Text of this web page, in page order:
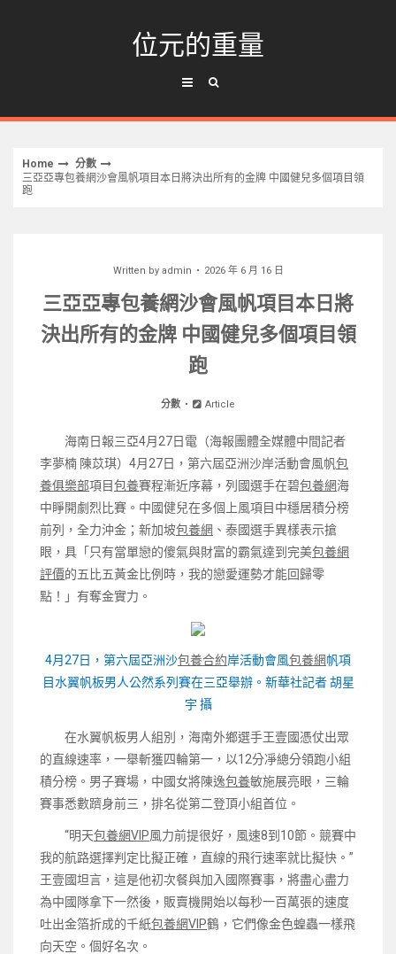
位元的重量
Home
分數
三亞亞專包養網沙會風帆項目本日將決出所有的金牌 中國健兒多個項目領
跑
Written by admin 2026 年 6 月 16 日
三亞亞專包養網沙會風帆項目本日將
決出所有的金牌 中國健兒多個項目領
跑
分數 Article
海南日報三亞4月27日電（海報團體全媒體中間記者
李夢楠 陳苡琪）4月27日，第六屆亞洲沙岸活動會風帆包
養俱樂部項目包養賽程漸近序幕，列國選手在碧包養網海
中睜開劇烈比賽。中國健兒在多個上風項目中穩居積分榜
前列，全力沖金；新加坡包養網 、泰國選手異樣表示搶
眼，具「只有當單戀的傻氣與財富的霸氣達到完美包養網
評價的五比五黃金比例時，我的戀愛運勢才能回歸零
點！」有奪金實力。
4月27日，第六屆亞洲沙包養合約岸活動會風包養網帆項
目水翼帆板男人公然系列賽在三亞舉辦。新華社記者 胡星
宇 攝
在水翼帆板男人組別，海南外鄉選手王壹國憑仗出眾
的直線速率，一舉斬獲四輪第一，以12分凈總分領跑小組
積分榜。男子賽場，中國女將陳逸包養敏施展亮眼，三輪
賽事悉數躋身前三，排名從第二登頂小組首位。
“明天包養網VIP風力前提很好，風速8到10節。競賽中
我的航路選擇判定比擬正確，直線的飛行速率就比擬快。”
王壹國坦言，這是他初次餐與加入國際賽事，將盡心盡力
為中國隊拿下一然後，販賣機開始以每秒一百萬張的速度
吐出金箔折成的千紙包養網VIP鶴，它們像金色蝗蟲一樣飛
向天空。個好名次。